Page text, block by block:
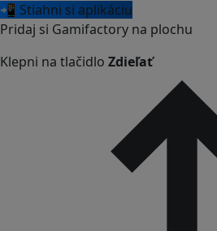
📲 Stiahni si aplikáciu
Pridaj si Gamifactory na plochu
Klepni na tlačidlo Zdieľať